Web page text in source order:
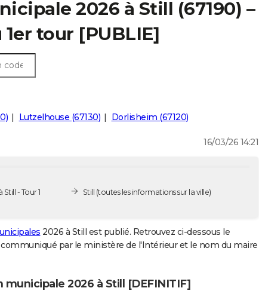
2026 à Still (67190) –
tour [PUBLIE]
Lutzelhouse (67130) Dorlisheim (67120)
16/03/26 14:21
- Tour 1
Still (toutes les informations sur la ville)
2026 à Still est publié. Retrouvez ci-dessous le
par le ministère de l'Intérieur et le nom du maire
2026 à Still [DEFINITIF]